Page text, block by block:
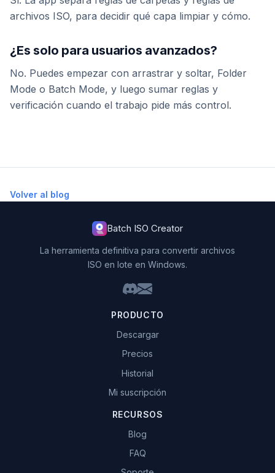
archivos ISO, para decidir qué capa limpiar y cómo.
¿Es solo para usuarios avanzados?
No. Puedes empezar con arrastrar y soltar, Folder
Mode o Batch Mode, y luego sumar reglas y
verificación cuando el trabajo pide más control.
Volver al blog
Batch ISO Creator
La herramienta definitiva para convertir archivos
ISO en lote en Windows.
PRODUCTO
Descargar
Precios
Historial
Mi suscripción
RECURSOS
Blog
FAQ